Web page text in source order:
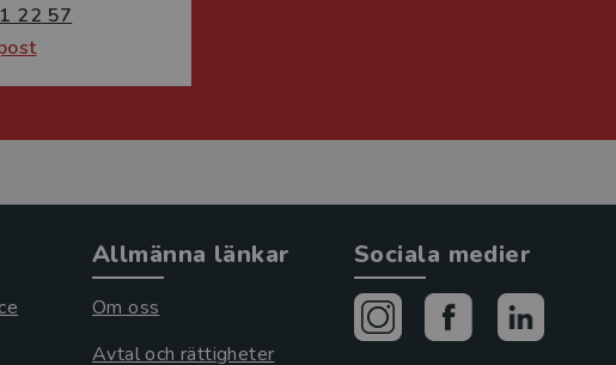
22 57
Allmänna länkar
Om oss
Avtal och rättigheter
Sociala medier